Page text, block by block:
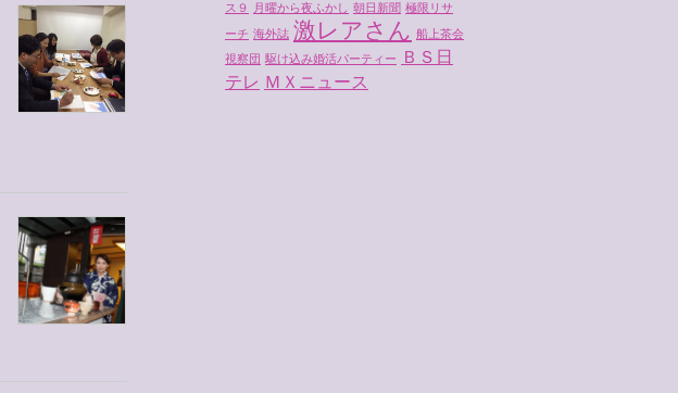
ス９
月曜から夜ふかし 朝日新聞 極限リサ
ーチ 海外誌 激レアさん 船上茶会
視察団 駆け込み婚活パーティー
ＢＳ日
テレ ＭＸニュース